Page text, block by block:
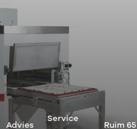
Service
Ruim 65